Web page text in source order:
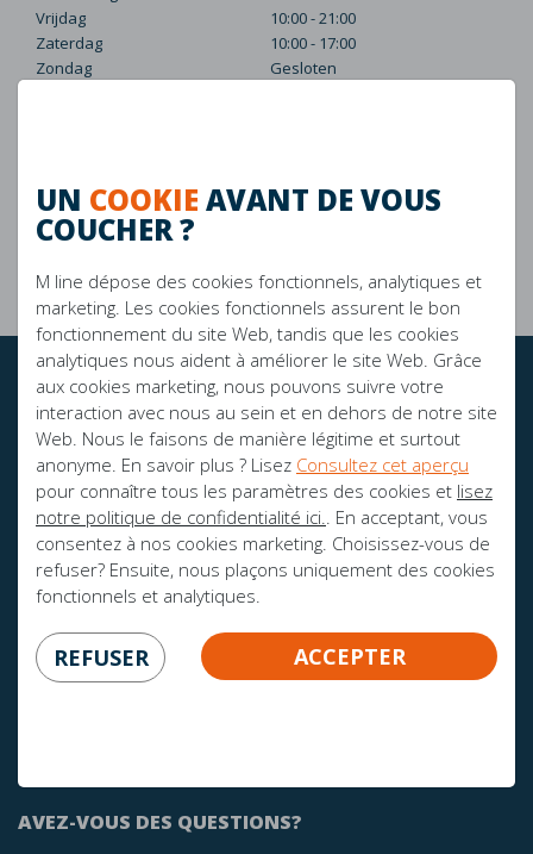
UN COOKIE AVANT DE VOUS
COUCHER ?
M line dépose des cookies fonctionnels, analytiques et
marketing. Les cookies fonctionnels assurent le bon
fonctionnement du site Web, tandis que les cookies
analytiques nous aident à améliorer le site Web. Grâce
aux cookies marketing, nous pouvons suivre votre
interaction avec nous au sein et en dehors de notre site
Web. Nous le faisons de manière légitime et surtout
anonyme. En savoir plus ? Lisez Consultez cet aperçu
pour connaître tous les paramètres des cookies et lisez
notre politique de confidentialité ici.. En acceptant, vous
consentez à nos cookies marketing. Choisissez-vous de
refuser? Ensuite, nous plaçons uniquement des cookies
fonctionnels et analytiques.
REFUSER ACCEPTER
Vrijdag
10:00 - 21:00
Zaterdag
10:00 - 17:00
Zondag
Gesloten
Garantie de 10 ans La durabilité
RESTEZ À JOUR!
FIER SPONSOR DE:
AVEZ-VOUS DES QUESTIONS?